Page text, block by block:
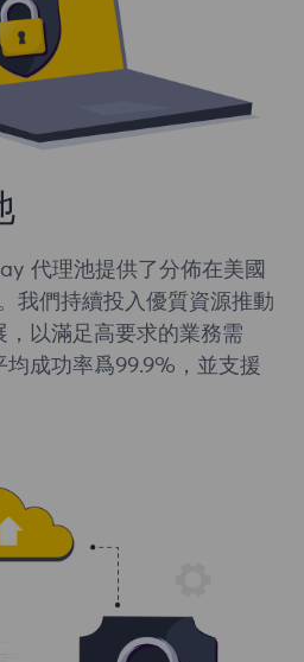
代理池提供了分佈在美國
我們持續投入優質資源推動
以滿足高要求的業務需
成功率爲99.9%，並支援